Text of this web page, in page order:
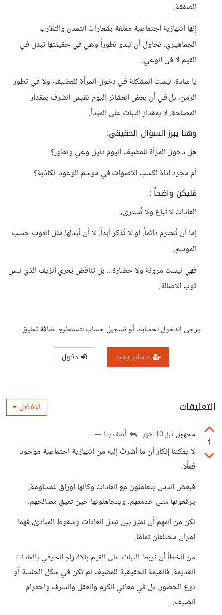
الصفقة.
إنها انتهازية اجتماعية مغلفة بشعارات التمدن والتقارب
الجماهيري. تحاول أن تبدو تطوراً وهي في حقيقتها تبدل في
القيم لا في الوعي.
يا سادة، ليست المشكلة في دخول المرأة للمضيف، ولا في تطور
الزمن، بل في أن بعض العشائر اليوم تقيس الشرف بمقدار
المصلحة، لا بمقدار الثبات على المبدأ.
وهنا يبرز السؤال الحقيقي:
هل دخول المرأة للمضيف اليوم دليل وعي وتطور؟
أم مجرد أداة لكسب الأصوات في موسم الوعود الكاذبة؟
فليكن واضحاً :
العادات لا تُباع ولا تُشترى،
إما أن تُحترم دائماً، أو لا تُذكر أبداً. لا أن نُبدلها مثل الثوب حسب
الموسم،
فهي ليست مرونة ولا حضارة... بل تناقض يُعري الزيف الذي لبس
ثوب الأصالة.
يرجى الدخول لحسابك أو تسجيل حساب لتستطيع إضافة تعليق
حساب جديد دخول
التعليقات الأفضل
1
مجهول قبل 10 أشهر أضف ردا
لا يمكننا إنكار أن ما أشرتَ إليه من انتهازية اجتماعية موجود
فعلًا.
فبعض الناس يتعاملون مع العادات وكأنها أوراق للمساومة،
يرفعونها متى خدمتهم، ويتجاهلونها حين تعيق مصالحهم.
لكن من المهم أن نميّز بين تبدل العادات وسقوط المبادئ، فهما
أمران مختلفان تمامًا.
من الخطأ أن نربط الثبات على القيم بالالتزام الحرفي بالعادات
القديمة. فالقيمة الحقيقية للمضيف لم تكن في شكل الجلسة أو
نوع الحضور، بل في معاني الكرم والعقل والشرف واحترام
الضيف.